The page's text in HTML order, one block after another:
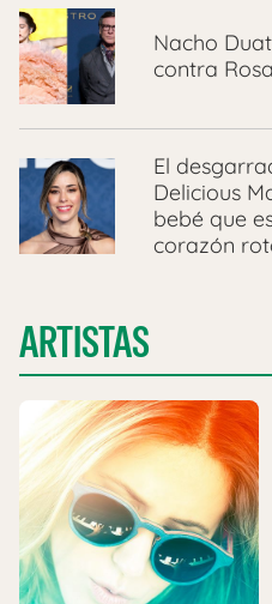
Nacho
contra
El
Delicious
bebé que
corazón
ARTISTAS